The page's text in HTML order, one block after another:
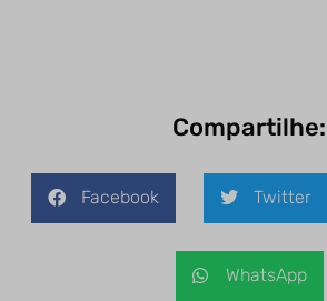
Compartilhe:
Facebook Twitter
WhatsApp